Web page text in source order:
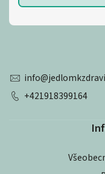
info@
+421918399164